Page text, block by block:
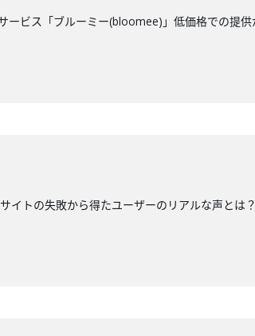
ビス「ブルーミー(bloomee)」低価格での提
イトの失敗から得たユーザーのリアルな声とは？